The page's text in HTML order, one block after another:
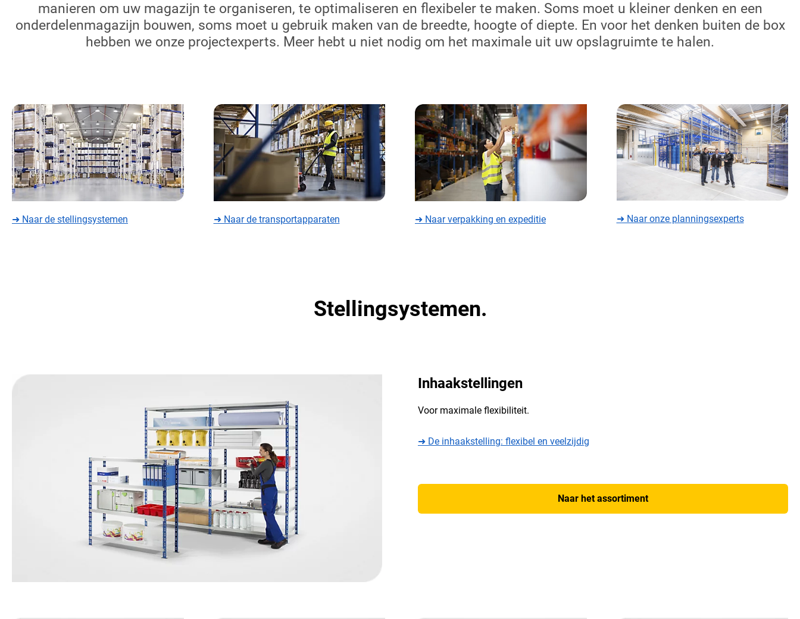
manieren om uw magazijn te organiseren, te optimaliseren en flexibeler te maken. Soms moet u kleiner denken en een
onderdelenmagazijn bouwen, soms moet u gebruik maken van de breedte, hoogte of diepte. En voor het denken buiten de box
hebben we onze projectexperts. Meer hebt u niet nodig om het maximale uit uw opslagruimte te halen.
➜ Naar de stellingsystemen ➜ Naar de transportapparaten ➜ Naar verpakking en expeditie ➜ Naar onze planningsexperts
Stellingsystemen.
Inhaakstellingen
Voor maximale flexibiliteit.
➜ De inhaakstelling: flexibel en veelzijdig
Naar het assortiment